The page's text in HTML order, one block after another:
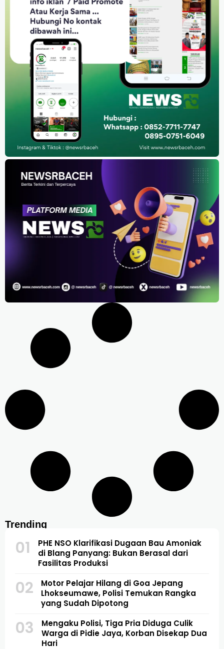
Trending
01
PHE NSO Klarifikasi Dugaan Bau Amoniak
di Blang Panyang: Bukan Berasal dari
Fasilitas Produksi
02
Motor Pelajar Hilang di Goa Jepang
Lhokseumawe, Polisi Temukan Rangka
yang Sudah Dipotong
03
Mengaku Polisi, Tiga Pria Diduga Culik
Warga di Pidie Jaya, Korban Disekap Dua
Hari